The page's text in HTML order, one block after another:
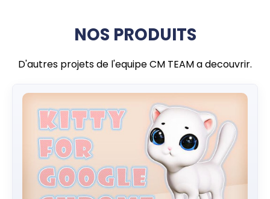
NOS PRODUITS
D'autres projets de l'equipe CM TEAM a decouvrir.